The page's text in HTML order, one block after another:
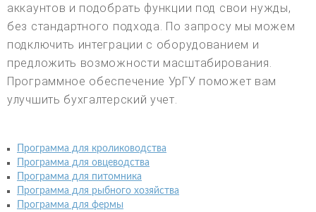
аккаунтов и подобрать функции под свои нужды,
без стандартного подхода. По запросу мы можем
подключить интеграции с оборудованием и
предложить возможности масштабирования.
Программное обеспечение УрГУ поможет вам
улучшить бухгалтерский учет.
Программа для кролиководства
Программа для овцеводства
Программа для питомника
Программа для рыбного хозяйства
Программа для фермы